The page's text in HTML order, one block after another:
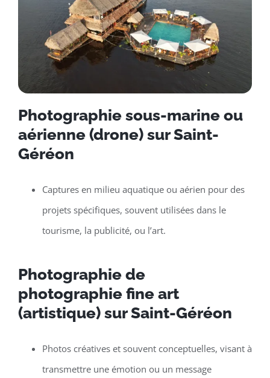
Photographie sous-marine ou
aérienne (drone) sur Saint-
Géréon
Captures en milieu aquatique ou aérien pour des
projets spécifiques, souvent utilisées dans le
tourisme, la publicité, ou l’art.
Photographie de
photographie fine art
(artistique) sur Saint-Géréon
Photos créatives et souvent conceptuelles, visant à
transmettre une émotion ou un message